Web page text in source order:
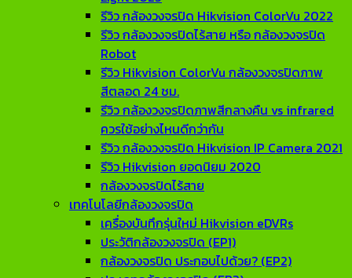
รีวิว กล้องวงจรปิด Hikvision ColorVu 2022
รีวิว กล้องวงจรปิดไร้สาย หรือ กล้องวงจรปิด
Robot
รีวิว Hikvision ColorVu กล้องวงจรปิดภาพ
สีตลอด 24 ชม.
รีวิว กล้องวงจรปิดภาพสีกลางคืน vs infrared
ควรใช้อย่างไหนดีกว่ากัน
รีวิว กล้องวงจรปิด Hikvision IP Camera 2021
รีวิว Hikvision ยอดนิยม 2020
กล้องวงจรปิดไร้สาย
เทคโนโลยีกล้องวงจรปิด
เครื่องบันทึกรุ่นใหม่ Hikvision eDVRs
ประวัติกล้องวงจรปิด (EP1)
กล้องวงจรปิด ประกอบไปด้วย? (EP2)